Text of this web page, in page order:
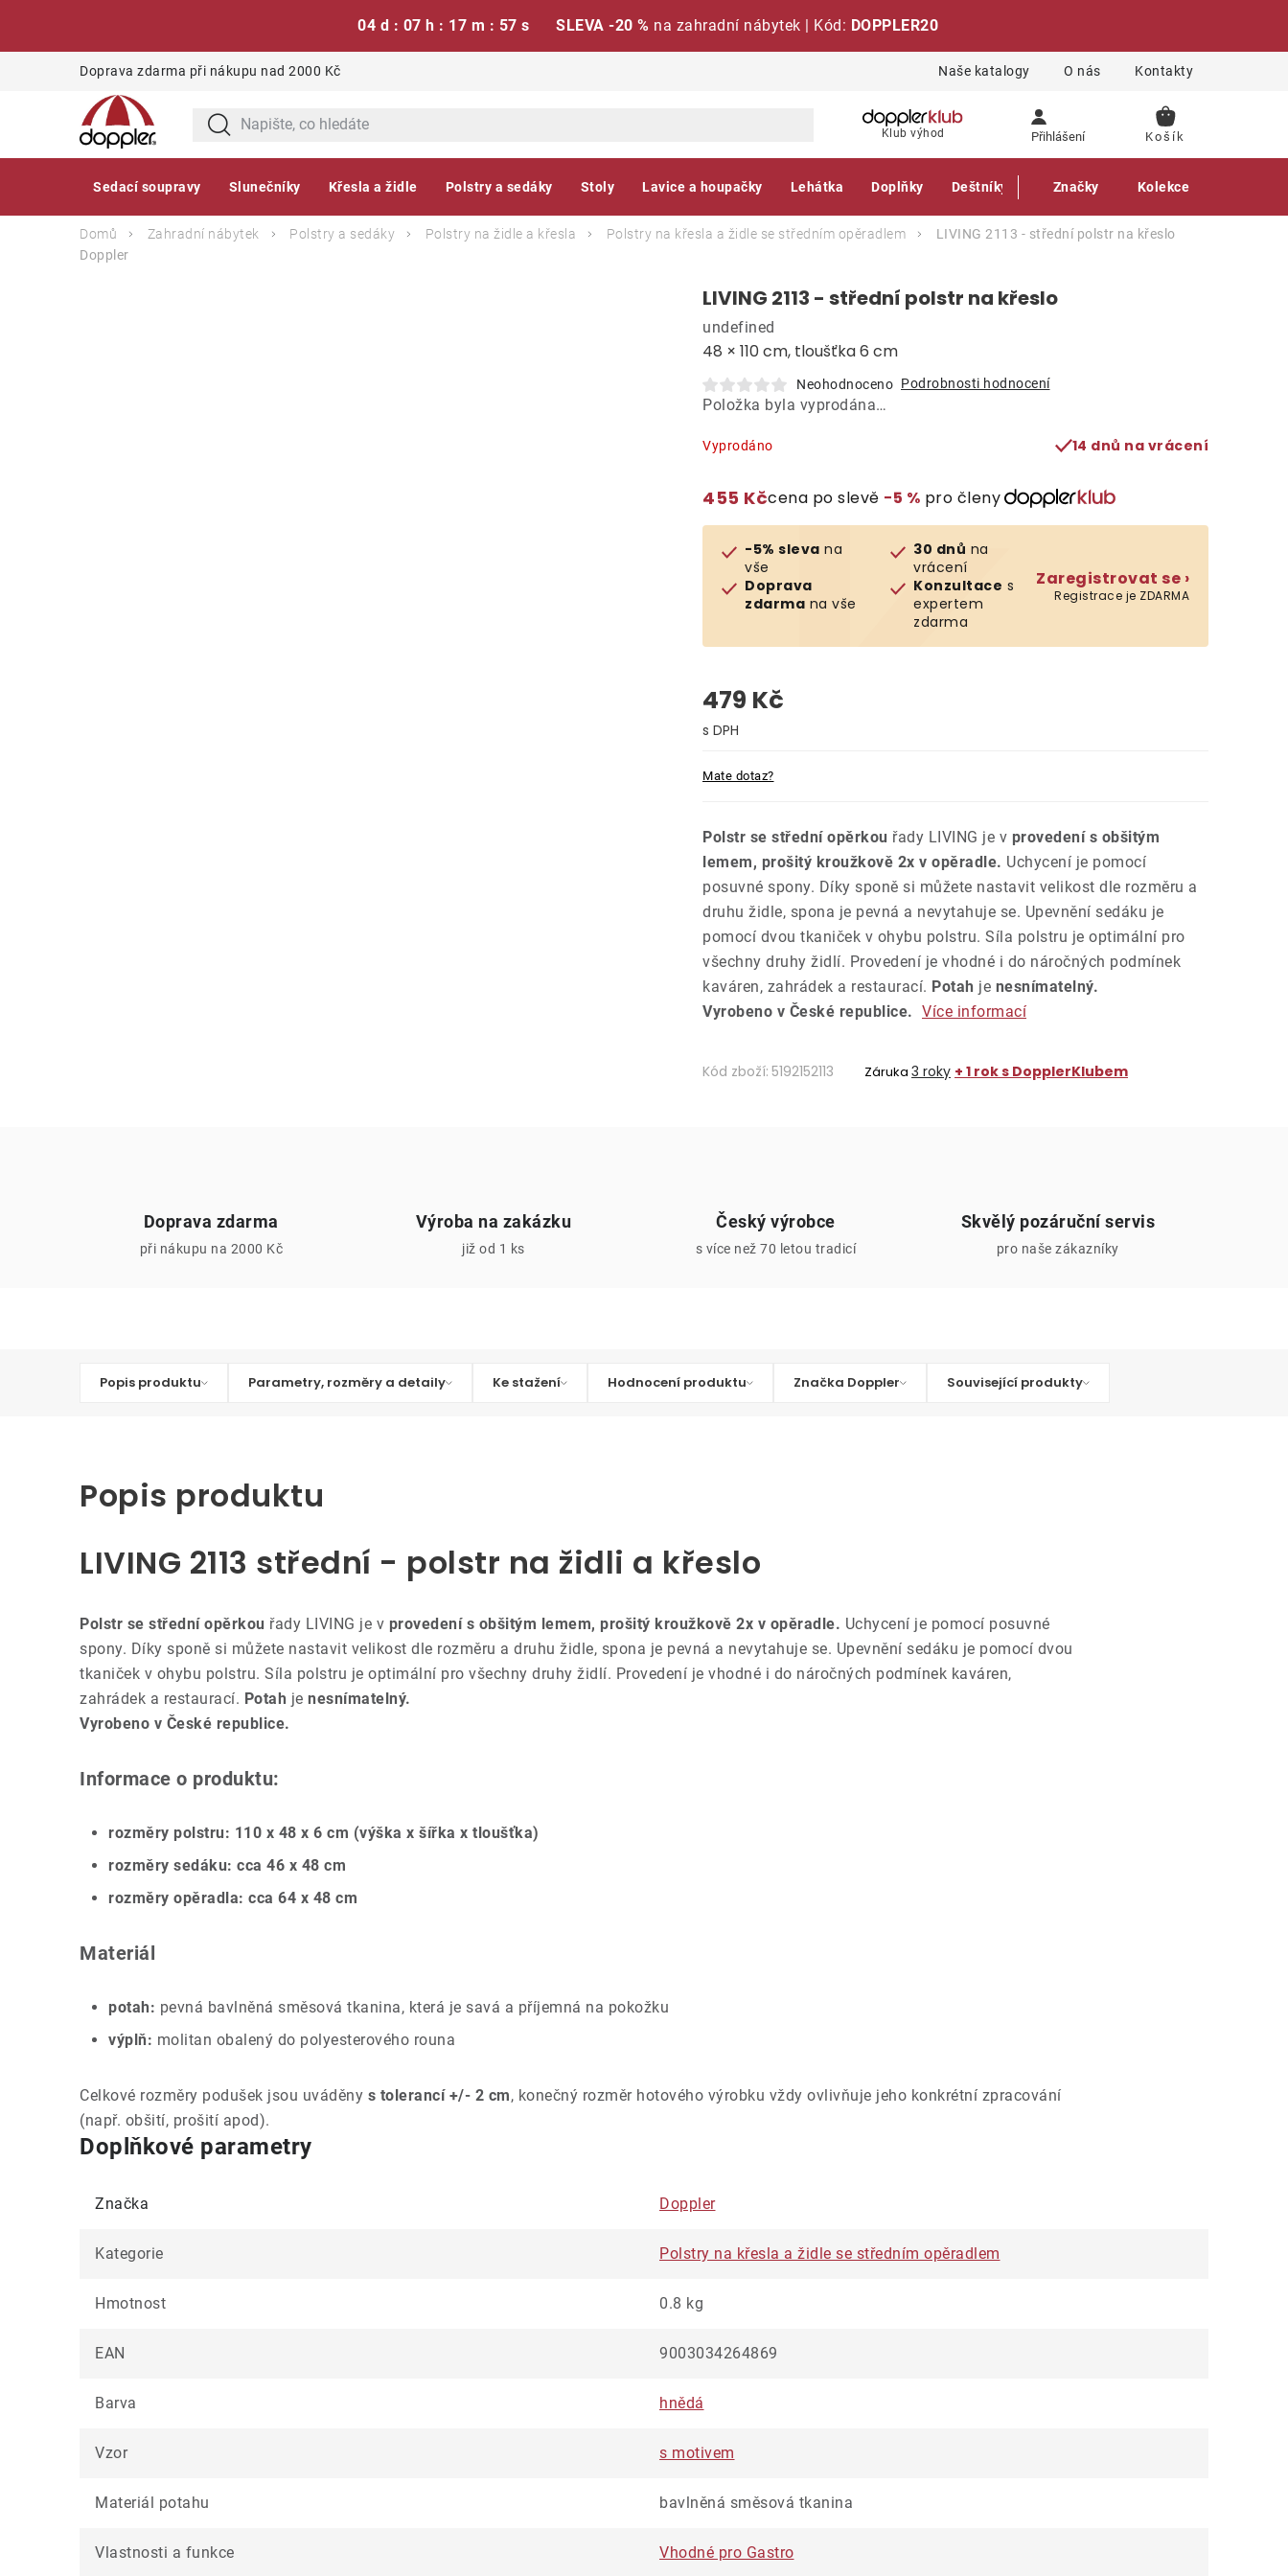
04 d : 07 h : 17 m : 56 s SLEVA -20 % na zahradní nábytek | Kód: DOPPLER20
Doprava zdarma při nákupu nad 2000 Kč Naše katalogy O nás Kontakty
Klub výhod Přihlášení
NÁKUPNÍ
Sedací soupravy Slunečníky Křesla a židle Polstry a sedáky Stoly Lavice a houpačky Lehátka Doplňky Deštníky Gastro produkty
Značky Kolekce
Domů Zahradní nábytek Polstry a sedáky Polstry na židle a křesla Polstry na křesla a židle se středním opěradlem
LIVING 2113 - střední polstr na křeslo
Doppler
LIVING 2113 - střední polstr na křeslo
48 × 110 cm, tloušťka 6 cm
undefined
Neohodnoceno Podrobnosti hodnocení
Položka byla vyprodána…
Vyprodáno 14 dnů na vrácení
455 Kčcena po slevě −5 % pro členy
-5% sleva na
vše
Doprava
zdarma na vše
30 dnů na
vrácení
Konzultace s
expertem
zdarma
Zaregistrovat se ›
Registrace je ZDARMA
479 Kč
Mate dotaz?
Polstr se střední opěrkou řady LIVING je v provedení s obšitým
lemem, prošitý kroužkově 2x v opěradle. Uchycení je pomocí
posuvné spony. Díky sponě si můžete nastavit velikost dle rozměru a
druhu židle, spona je pevná a nevytahuje se. Upevnění sedáku je
pomocí dvou tkaniček v ohybu polstru. Síla polstru je optimální pro
všechny druhy židlí. Provedení je vhodné i do náročných podmínek
kaváren, zahrádek a restaurací. Potah je nesnímatelný.
Vyrobeno v České republice. Více informací
Kód zboží: 5192152113 Záruka 3 roky + 1 rok s DopplerKlubem
Doprava zdarma
při nákupu na 2000 Kč
Výroba na zakázku
již od 1 ks
Český výrobce
s více než 70 letou tradicí
Skvělý pozáruční servis
pro naše zákazníky
Popis produktu Parametry, rozměry a detaily Ke stažení Hodnocení produktu Značka Doppler Související produkty
Popis produktu
LIVING 2113 střední - polstr na židli a křeslo
Polstr se střední opěrkou řady LIVING je v provedení s obšitým lemem, prošitý kroužkově 2x v opěradle. Uchycení je pomocí posuvné
spony. Díky sponě si můžete nastavit velikost dle rozměru a druhu židle, spona je pevná a nevytahuje se. Upevnění sedáku je pomocí dvou
tkaniček v ohybu polstru. Síla polstru je optimální pro všechny druhy židlí. Provedení je vhodné i do náročných podmínek kaváren,
zahrádek a restaurací. Potah je nesnímatelný.
Vyrobeno v České republice.
Informace o produktu:
rozměry polstru: 110 x 48 x 6 cm (výška x šířka x tloušťka)
rozměry sedáku: cca 46 x 48 cm
rozměry opěradla: cca 64 x 48 cm
Materiál
potah: pevná bavlněná směsová tkanina, která je savá a příjemná na pokožku
výplň: molitan obalený do polyesterového rouna
Celkové rozměry podušek jsou uváděny s tolerancí +/- 2 cm, konečný rozměr hotového výrobku vždy ovlivňuje jeho konkrétní zpracování
(např. obšití, prošití apod).
Doplňkové parametry
Značka Doppler
Kategorie Polstry na křesla a židle se středním opěradlem
Hmotnost 0.8 kg
EAN 9003034264869
Barva hnědá
Vzor s motivem
Materiál potahu bavlněná směsová tkanina
Vlastnosti a funkce Vhodné pro Gastro